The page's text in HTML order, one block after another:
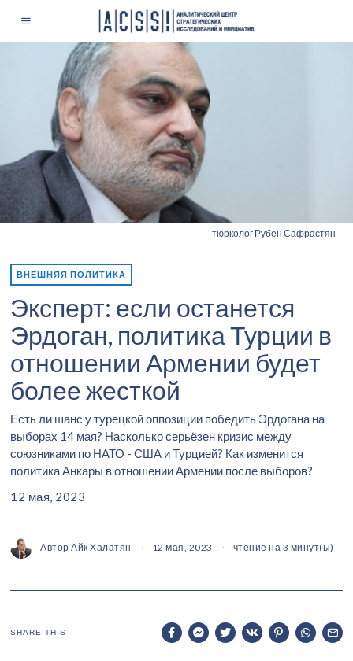
тюрколог Рубен Сафрастян
ВНЕШНЯЯ ПОЛИТИКА
Эксперт: если останется
Эрдоган, политика Турции в
отношении Армении будет
более жесткой
Есть ли шанс у турецкой оппозиции победить Эрдогана на
выборах 14 мая? Насколько серьёзен кризис между
союзниками по НАТО - США и Турцией? Как изменится
политика Анкары в отношении Армении после выборов?
12 мая, 2023
АвторАйк Халатян 12 мая, 2023 чтение на 3 минут(ы)
SHARE THIS